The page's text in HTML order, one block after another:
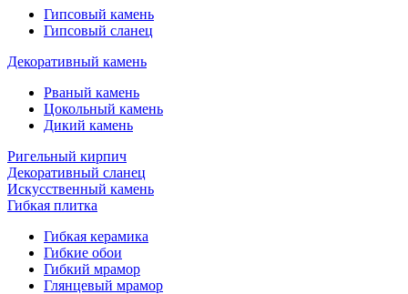
Гипсовый камень
Гипсовый сланец
Декоративный камень
Рваный камень
Цокольный камень
Дикий камень
Ригельный кирпич
Декоративный сланец
Искусственный камень
Гибкая плитка
Гибкая керамика
Гибкие обои
Гибкий мрамор
Глянцевый мрамор